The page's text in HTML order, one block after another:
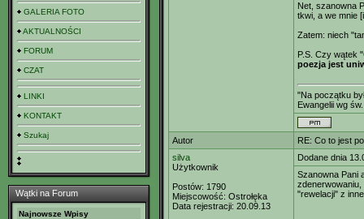
GALERIA FOTO
AKTUALNOŚCI
FORUM
CZAT
LINKI
KONTAKT
Szukaj
Wątki na Forum
Najnowsze Wpisy
Net, szanowna
tkwi, a we mnie
Zatem: niech
P.S. Czy wątek
poezja jest
"Na początku
Ewangelii wg
Autor
RE: Co to jest
silva
Użytkownik
Postów: 1790
Miejscowość: Ostrołęka
Data rejestracji: 20.09.13
Dodane dnia
Szanowna Pani
zdenerwowaniu,
"rewelacji" z